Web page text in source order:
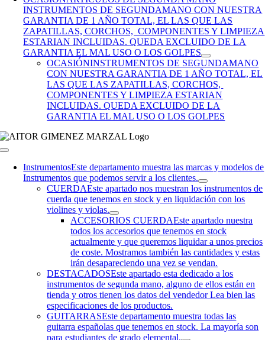
INSTRUMENTOS DE SEGUNDAMANO CON NUESTRA
GARANTIA DE 1 AÑO TOTAL, EL LAS QUE LAS
ZAPATILLAS, CORCHOS, COMPONENTES Y LIMPIEZA
ESTARIAN INCLUIDAS. QUEDA EXCLUIDO DE LA
GARANTIA EL MAL USO O LOS GOLPES
OCASIÓNINSTRUMENTOS DE SEGUNDAMANO
CON NUESTRA GARANTIA DE 1 AÑO TOTAL, EL
LAS QUE LAS ZAPATILLAS, CORCHOS,
COMPONENTES Y LIMPIEZA ESTARIAN
INCLUIDAS. QUEDA EXCLUIDO DE LA
GARANTIA EL MAL USO O LOS GOLPES
Toggle
NavigationInstrumentosEste departamento muestra las marcas y modelos de
Instrumentos que podemos servir a los clientes.
CUERDAEste apartado nos muestran los instrumentos de
cuerda que tenemos en stock y en liquidación con los
violines y violas.
ACCESORIOS CUERDAEste apartado nuestra
todos los accesorios que tenemos en stock
actualmente y que queremos liquidar a unos precios
de coste. Mostramos también las cantidades y estas
irán desapareciendo una vez se vendan.
DESTACADOSEste apartado esta dedicado a los
instrumentos de segunda mano, alguno de ellos están en
tienda y otros tienen los datos del vendedor Lea bien las
especificaciones de los productos.
GUITARRASEste departamento muestra todas las
guitarra españolas que tenemos en stock. La mayoría son
para estudiantes de grado elemental.